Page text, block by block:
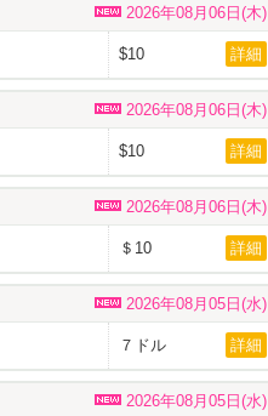
2026年08月06日(木)
$10 詳細
2026年08月06日(木)
$10 詳細
2026年08月06日(木)
＄10 詳細
2026年08月05日(水)
７ドル 詳細
2026年08月05日(水)